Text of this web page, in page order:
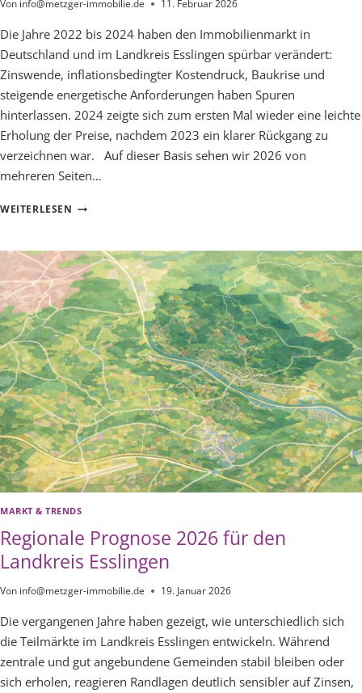
Von info@metzger-immobilie.de 11. Februar 2026
Die Jahre 2022 bis 2024 haben den Immobilienmarkt in
Deutschland und im Landkreis Esslingen spürbar verändert:
Zinswende, inflationsbedingter Kostendruck, Baukrise und
steigende energetische Anforderungen haben Spuren
hinterlassen. 2024 zeigte sich zum ersten Mal wieder eine leichte
Erholung der Preise, nachdem 2023 ein klarer Rückgang zu
verzeichnen war. Auf dieser Basis sehen wir 2026 von
mehreren Seiten…
WEITERLESEN AKTUELLE EINFLUSSFAKTOREN
REGIONALEN
IMMOBILIENMARKT
MARKT & TRENDS
Regionale Prognose 2026 für den
Landkreis Esslingen
Von info@metzger-immobilie.de 19. Januar 2026
Die vergangenen Jahre haben gezeigt, wie unterschiedlich sich
die Teilmärkte im Landkreis Esslingen entwickeln. Während
zentrale und gut angebundene Gemeinden stabil bleiben oder
sich erholen, reagieren Randlagen deutlich sensibler auf Zinsen,